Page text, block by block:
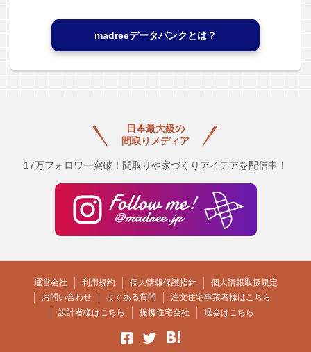
madreeデータバンクとは？
日本最大級の
間取りメディア
17万フォロワー突破！間取りや家づくりアイデアを配信中！
運営会社 利用規約 個人情報保護指針
個人情報取扱規定
お問い合わせ
よくある質問
注文住宅事業者様はこちら
設計者様はこちら
提携住宅会社 退会はこちら